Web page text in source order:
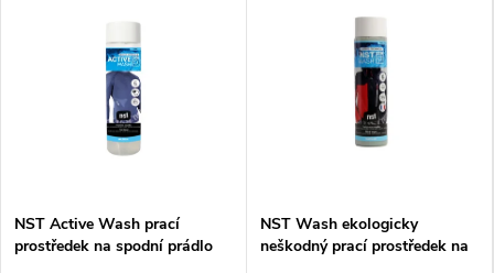
NST Active Wash prací
prostředek na spodní prádlo
NST Wash ekologicky
neškodný prací prostředek na